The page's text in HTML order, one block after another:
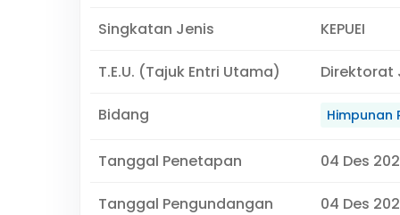
Singkatan Jenis KEPUEI
T.E.U. (Tajuk Entri Utama) Direktorat
Bidang Himpunan
Tanggal Penetapan 04 Des
Tanggal Pengundangan 04 Des